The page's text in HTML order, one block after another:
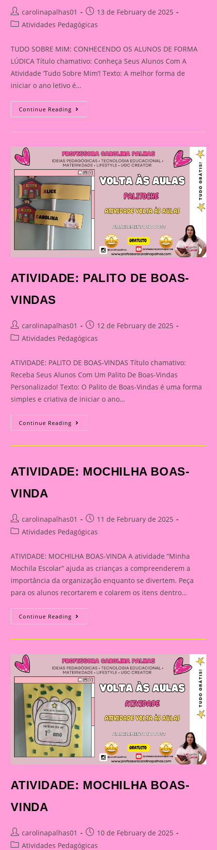
Post
author:
carolinapalhas01
Post
published:
13 de February de 2025
PostAtividades Pedagógicas
TUDO SOBRE MIM: CONHECENDO OS ALUNOS DE FORMA
LÚDICA Título chamativo: Conheça Seus Alunos Com A
Atividade ‘Tudo Sobre Mim’! Texto: A melhor forma de
iniciar o ano letivo é…
Continue Reading TUDO
SOBRE
CONHECENDO
DE
FORMA
LÚDICA
ATIVIDADE: PALITO DE BOAS-
VINDAS
Post
author:
carolinapalhas01
Post
published:
12 de February de 2025
PostAtividades Pedagógicas
ATIVIDADE: PALITO DE BOAS-VINDAS Título chamativo:
Receba Seus Alunos Com Um Palito De Boas-Vindas
Personalizado! Texto: O Palito de Boas-Vindas é uma forma
simples e criativa de iniciar o ano…
Continue Reading ATIVIDADE:
PALITO
BOAS-
ATIVIDADE: MOCHILHA BOAS-
VINDA
Post
author:
carolinapalhas01
Post
published:
11 de February de 2025
PostAtividades Pedagógicas
ATIVIDADE: MOCHILHA BOAS-VINDA A atividade “Minha
Mochila Escolar” ajuda as crianças a compreenderem a
importância da organização enquanto se divertem. Peça
para os alunos recortarem e colarem os itens dentro…
Continue Reading ATIVIDADE:
MOCHILHA
VINDA
ATIVIDADE: MOCHILHA BOAS-
VINDA
Post
author:
carolinapalhas01
Post
published:
10 de February de 2025
PostAtividades Pedagógicas